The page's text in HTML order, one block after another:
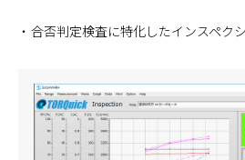
合否判定検査に特化したインスペク